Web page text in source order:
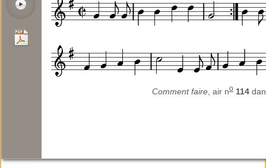
Comment faire , air no 114